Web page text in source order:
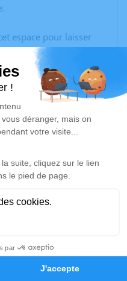
Hommages
espace pour laisser
photos souvenirs, une
à travers des
est un lieu
mémoire de Bernard
hommage est
Je rends hommage
de Dettwiller